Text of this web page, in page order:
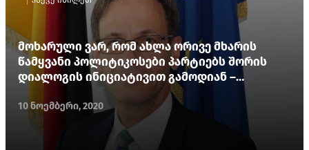
მოხარული ვარ, რომ ახლა ორივე მხარის
წამყვანი პოლიტიკოსები პარტიებს შორის
დიალოგის ინიციატივით გამოდიან –
გერმანიის ელჩი
10 ნოემბერი, 2020